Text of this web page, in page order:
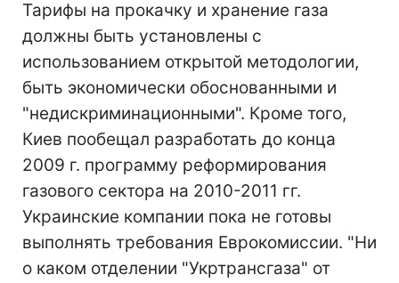
Тарифы на прокачку и хранение газа
должны быть установлены с
использованием открытой методологии,
быть экономически обоснованными и
"недискриминационными". Кроме того,
Киев пообещал разработать до конца
2009 г. программу реформирования
газового сектора на 2010-2011 гг.
Украинские компании пока не готовы
выполнять требования Еврокомиссии. "Ни
о каком отделении "Укртрансгаза" от